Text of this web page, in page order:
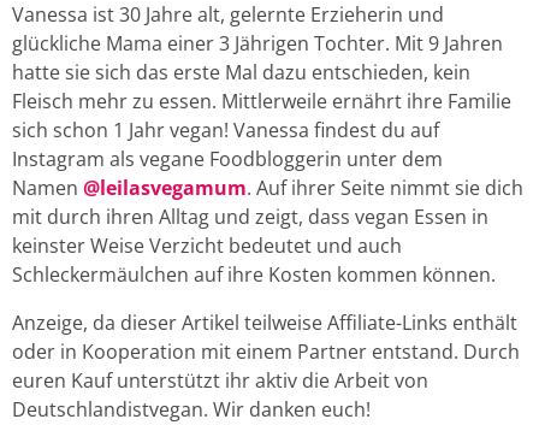
Vanessa ist 30 Jahre alt, gelernte Erzieherin und
glückliche Mama einer 3 Jährigen Tochter. Mit 9 Jahren
hatte sie sich das erste Mal dazu entschieden, kein
Fleisch mehr zu essen. Mittlerweile ernährt ihre Familie
sich schon 1 Jahr vegan! Vanessa findest du auf
Instagram als vegane Foodbloggerin unter dem
Namen @leilasvegamum. Auf ihrer Seite nimmt sie dich
mit durch ihren Alltag und zeigt, dass vegan Essen in
keinster Weise Verzicht bedeutet und auch
Schleckermäulchen auf ihre Kosten kommen können.
Anzeige, da dieser Artikel teilweise Affiliate-Links enthält
oder in Kooperation mit einem Partner entstand. Durch
euren Kauf unterstützt ihr aktiv die Arbeit von
Deutschlandistvegan. Wir danken euch!